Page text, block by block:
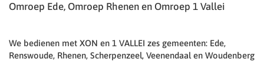
Omroep Ede, Omroep Rhenen en Omroep 1 Vallei
We bedienen met XON en 1 VALLEI zes gemeenten: Ede,
Renswoude, Rhenen, Scherpenzeel, Veenendaal en Woudenberg